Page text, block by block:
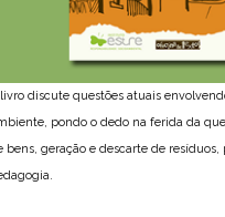
livro discute questões atuais
pondo o dedo na ferida da
bens, geração e descarte de